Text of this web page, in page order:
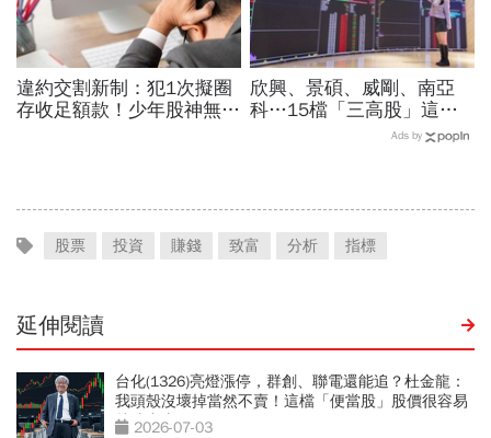
違約交割新制：犯1次擬圈
存收足額款！少年股神無本
欣興、景碩、威剛、南亞
科…15檔「三高股」這檔
法人最愛、本益比超低！台
Ads by
股票 投資 賺錢 致富 分析 指標
延伸閱讀
台化(1326)亮燈漲停，群創、聯電還能追？杜金龍：
我頭殼沒壞掉當然不賣！這檔「便當股」股價很容易
就噴出去了
2026-07-03